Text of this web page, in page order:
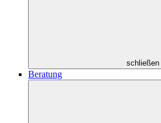
schließen
Beratung